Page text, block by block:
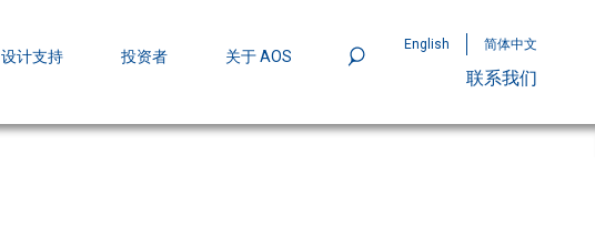
设计支持 投资者 关于 AOS
English 简体中文
联系我们
AOS发布 AmpStack™ 封装：MOSFET 功率密度实现